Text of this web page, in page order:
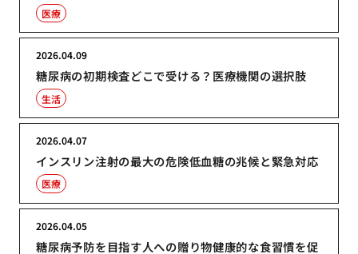
医療
糖尿病の初期検査どこで受ける？医療機関の選択肢
2026.04.09
生活
インスリン注射の最大の危険低血糖の兆候と緊急対応
2026.04.07
医療
糖尿病予防を目指す人への贈り物健康的な食習慣を促
2026.04.05